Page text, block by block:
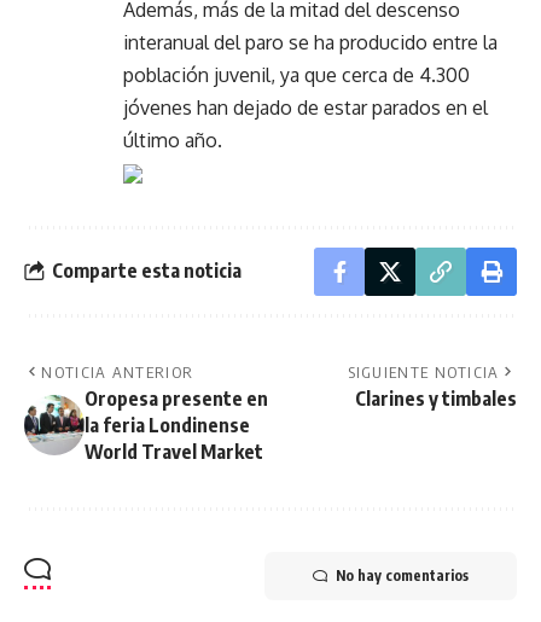
Además, más de la mitad del descenso
interanual del paro se ha producido entre la
población juvenil, ya que cerca de 4.300
jóvenes han dejado de estar parados en el
último año.
Comparte esta noticia
NOTICIA ANTERIOR
Oropesa presente en
la feria Londinense
World Travel Market
SIGUIENTE NOTICIA
Clarines y timbales
No hay comentarios